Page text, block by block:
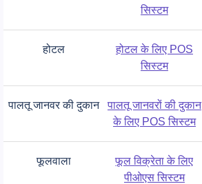
सिस्टम
होटल
होटल के लिए POS
सिस्टम
पालतू जानवर की दुकान
पालतू जानवरों की दुकान
के लिए POS सिस्टम
फूलवाला
फूल विक्रेता के लिए
पीओएस सिस्टम